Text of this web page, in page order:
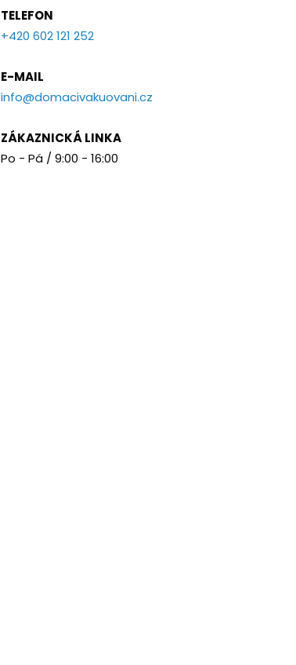
TELEFON
+420 602 121 252
E-MAIL
info@domacivakuovani.cz
ZÁKAZNICKÁ LINKA
Po - Pá / 9:00 - 16:00